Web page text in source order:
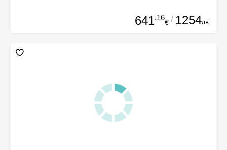
641.16
€ / 1254лв.